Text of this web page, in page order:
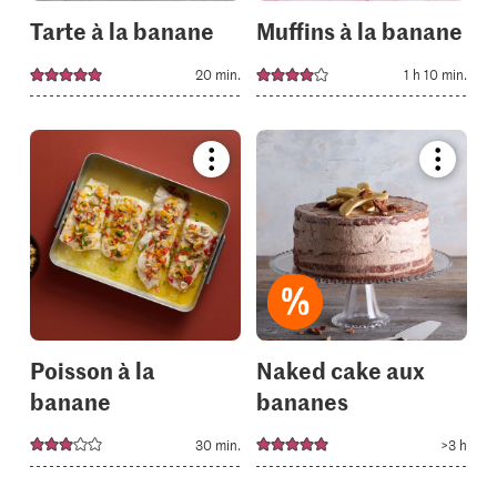
Tarte à la banane
20 min.
Muffins à la banane
1 h 10 min.
Bookmark
recipe
or
add
it
to
your
collections.
Poisson à la
banane
30 min.
recipe
to
your
Naked cake aux
bananes
>3 h